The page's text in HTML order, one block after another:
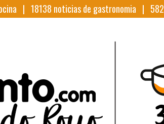
| 18138 noticias de gastronomia | 582